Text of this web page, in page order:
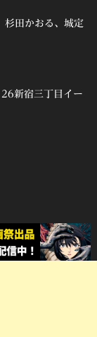
杉田かおる、城定
新宿三丁目イー